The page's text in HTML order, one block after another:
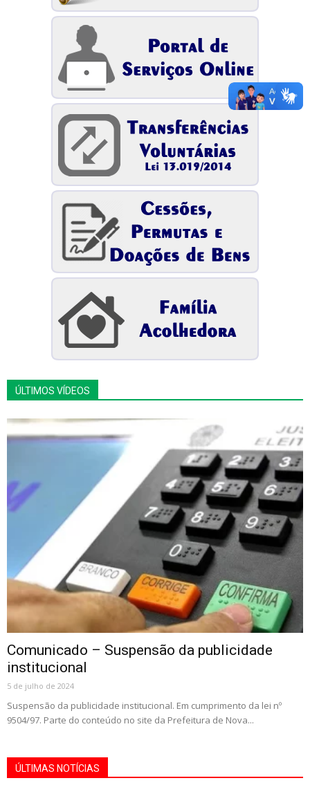
ÚLTIMOS VÍDEOS
Comunicado – Suspensão da publicidade
institucional
5 de julho de 2024
Suspensão da publicidade institucional. Em cumprimento da lei nº
9504/97. Parte do conteúdo no site da Prefeitura de Nova...
ÚLTIMAS NOTÍCIAS